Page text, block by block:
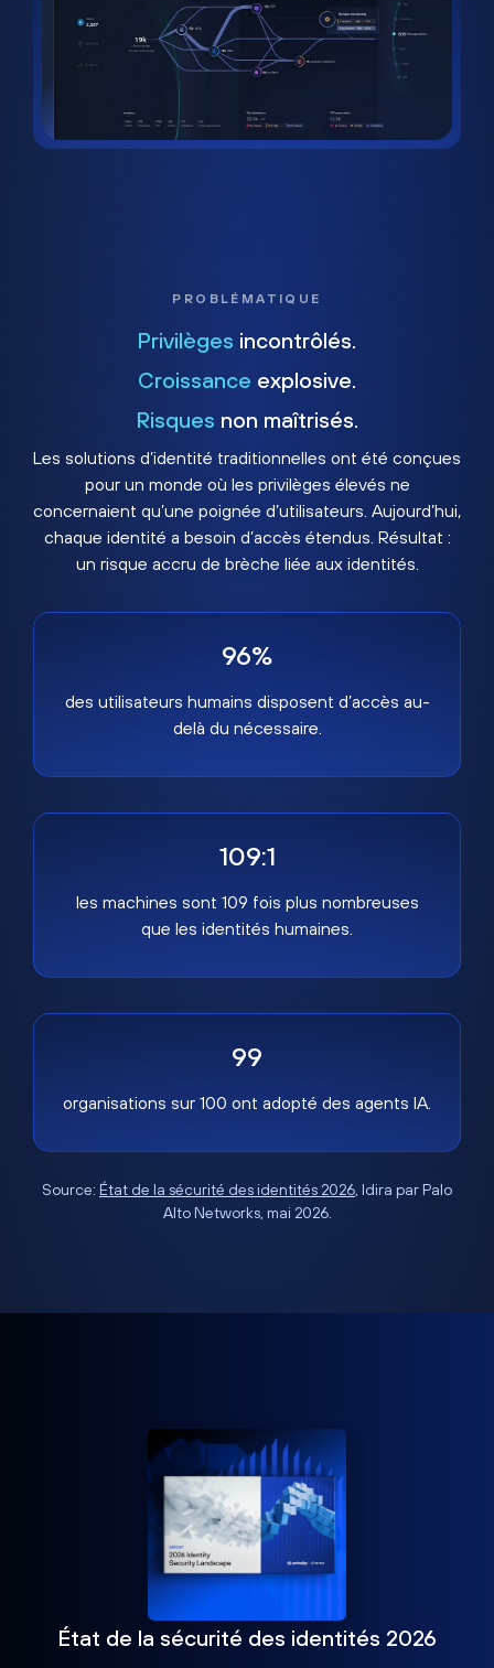
PROBLÉMATIQUE
Privilèges incontrôlés.
Croissance explosive.
Risques non maîtrisés.
Les solutions d’identité traditionnelles ont été conçues
pour un monde où les privilèges élevés ne
concernaient qu’une poignée d’utilisateurs. Aujourd’hui,
chaque identité a besoin d’accès étendus. Résultat :
un risque accru de brèche liée aux identités.
96%
des utilisateurs humains disposent d’accès au-
delà du nécessaire.
109:1
les machines sont 109 fois plus nombreuses
que les identités humaines.
99
organisations sur 100 ont adopté des agents IA.
Source: État de la sécurité des identités 2026, Idira par Palo
Alto Networks, mai 2026.
État de la sécurité des identités 2026